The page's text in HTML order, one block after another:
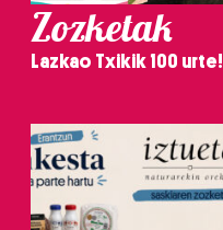
Zozketak
Lazkao Txikik 100 urte!